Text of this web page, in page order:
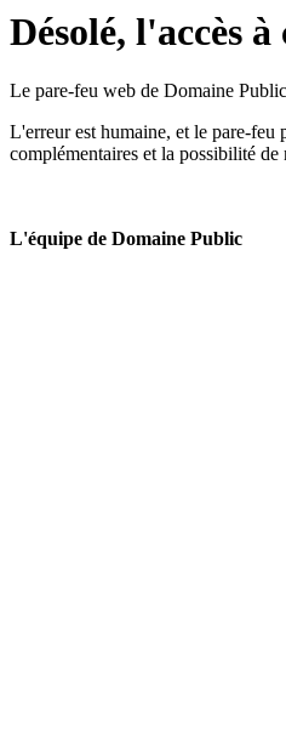
Désolé, l'accès
Le pare-feu web de Domaine
L'erreur est humaine, et le pare-feu
complémentaires et la possibilité
L'équipe de Domaine Public